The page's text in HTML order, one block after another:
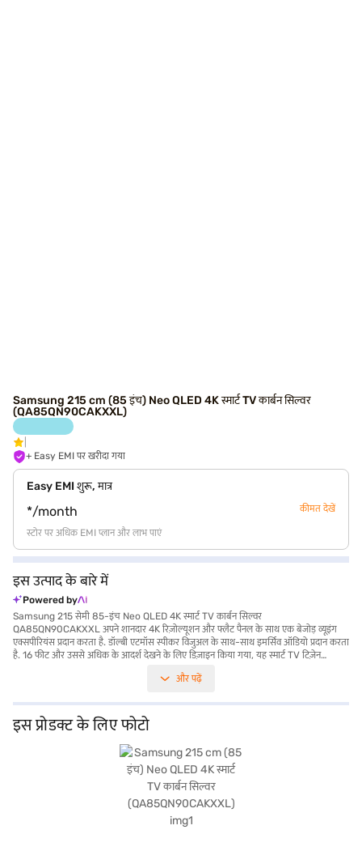
Samsung 215 cm (85 इंच) Neo QLED 4K स्मार्ट TV कार्बन सिल्वर
(QA85QN90CAKXXL)
+ Easy EMI पर खरीदा गया
Easy EMI शुरू, मात्र
*/month कीमत देखें
स्टोर पर अधिक EMI प्लान और लाभ पाएं
इस उत्पाद के बारे में
Powered by
Samsung 215 सेमी 85-इंच Neo QLED 4K स्मार्ट TV कार्बन सिल्वर
QA85QN90CAKXXL अपने शानदार 4K रिज़ोल्यूशन और फ्लैट पैनल के साथ एक बेजोड़ व्यूइंग
एक्सपीरियंस प्रदान करता है. डॉल्बी एटमॉस स्पीकर विजुअल के साथ-साथ इमर्सिव ऑडियो प्रदान करता
है. 16 फीट और उससे अधिक के आदर्श देखने के लिए डिज़ाइन किया गया, यह स्मार्ट TV टिज़ेन
और दो USB पोर्ट के साथ कई डिवाइस कनेक्ट करें. 91W और उससे अधिक की पावर खपत के साथ,
Samsung 215 सेमी 85-इंच Neo QLED 4K स्मार्ट TV वाइब्रेंट कलर और असाधारण कॉन्ट्रास्ट
प्रदान करता है, जो इसे मूवी नाइट और गेमिंग सेशन के लिए परफेक्ट बनाता है. यह उन टेक्नोलॉजी
प्रेमियों और परिवारों के लिए उपयुक्त है जो प्रीमियम होम एंटरटेनमेंट अपग्रेड चाहते हैं. Samsung 215
सेमी 85-इंच निओ QLED 4K स्मार्ट TV के बारे में सभी आवश्यक जानकारी पाएं. अपना पसंदीदा
वेरिएंट चुनने के बाद, आप बजाज मॉल पर TV देख सकते हैं और इसे बजाज फाइनेंस पार्टनर स्टोर से
खरीद सकते हैं. कुछ चरणों में अपनी योग्यता चेक करें और आसान EMI का उपयोग करके बिना किसी
फाइनेंशियल तनाव के अपने पसंदीदा गैजेट खरीदें.
और पढ़ें
इस प्रोडक्ट के लिए फोटो